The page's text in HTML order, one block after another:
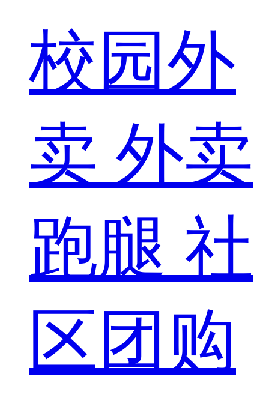
校园外
卖 外卖
跑腿 社
区团购